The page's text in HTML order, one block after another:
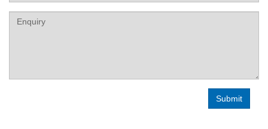
Label